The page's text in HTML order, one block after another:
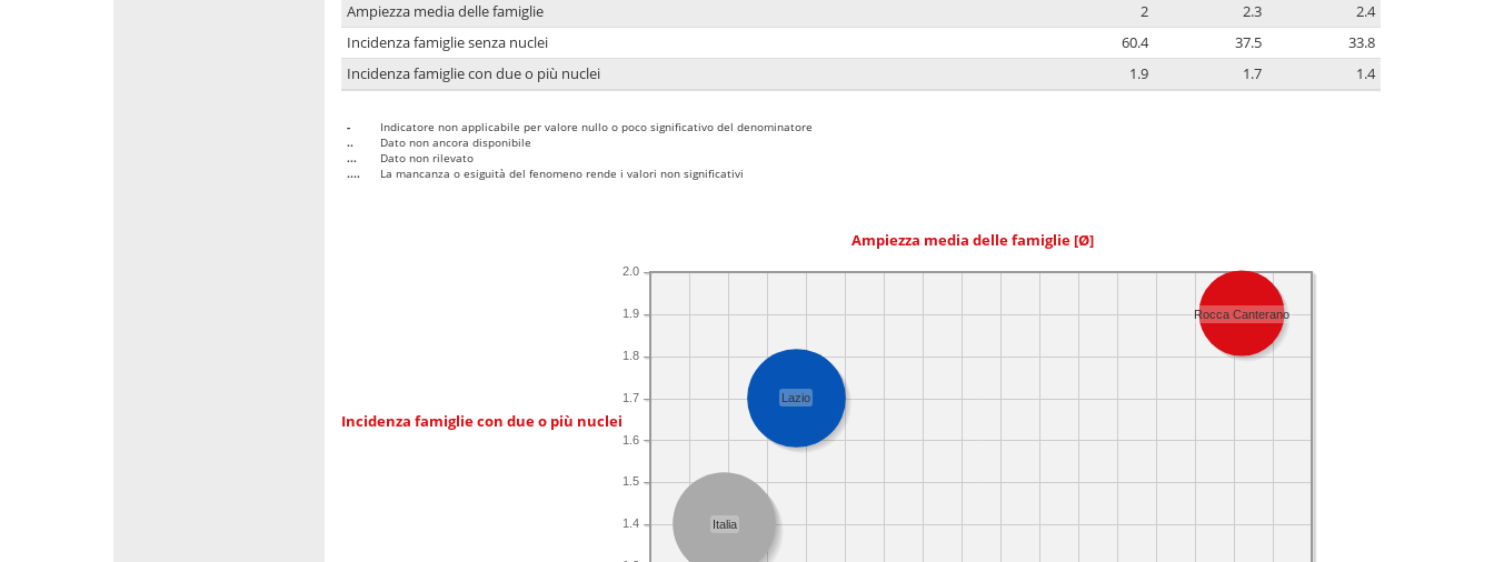
Ampiezza media delle famiglie 2 2.3
2.4
Incidenza famiglie senza nuclei
60.4 37.5
33.8
Incidenza famiglie con due o più nuclei
1.9 1.7 1.4
-
Indicatore non applicabile per valore nullo o poco significativo del denominatore
..
Dato non ancora disponibile
...
Dato non rilevato
....
La mancanza o esiguità del fenomeno rende i valori non significativi
Ampiezza media delle famiglie [Ø]
Incidenza famiglie con due o più nuclei
1.4
1.5
1.6
1.7
1.8
1.9
2.0
Italia
Lazio
Rocca Canterano